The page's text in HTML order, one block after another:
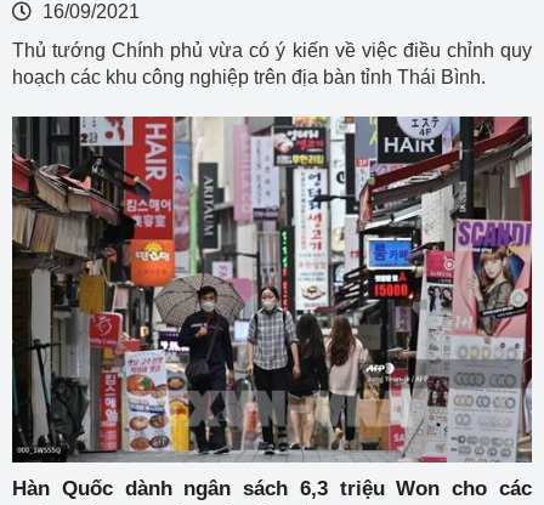
16/09/2021
Thủ tướng Chính phủ vừa có ý kiến về việc điều chỉnh quy
hoạch các khu công nghiệp trên địa bàn tỉnh Thái Bình.
Hàn Quốc dành ngân sách 6,3 triệu Won cho các